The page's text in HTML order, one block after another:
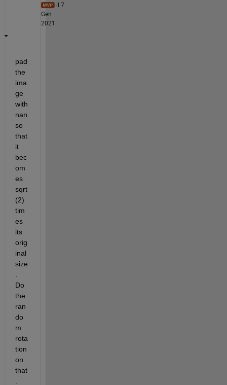
il 7
Gen
2021
pad
the
ima
ge
with
nan
so
that
it
bec
om
es
sqrt
(2)
tim
es
its
orig
inal
size
Do
the
ran
do
m
rota
tion
on
that